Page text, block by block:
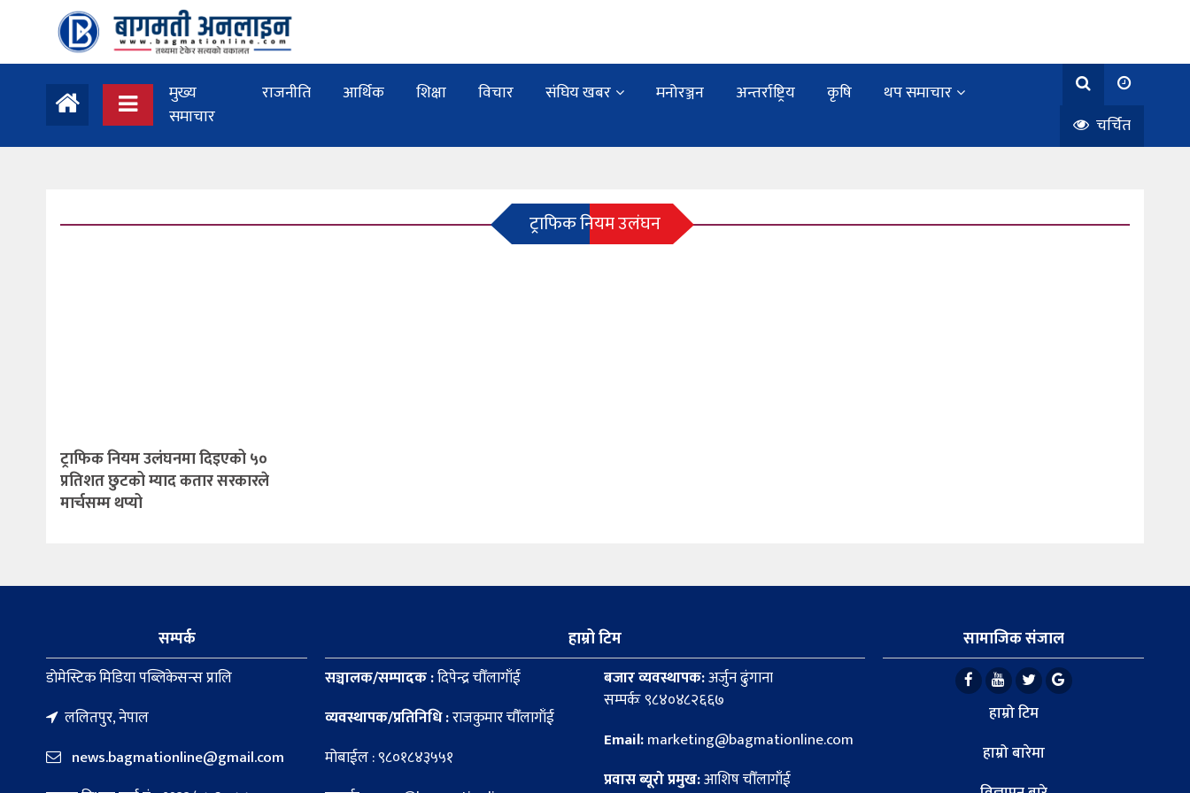
मुख्य
समाचार
राजनीति आर्थिक शिक्षा विचार संघिय खबर मनोरञ्जन अन्तर्राष्ट्रिय कृषि
थप समाचार
चर्चित
ट्राफिक नियम उलंघन
ट्राफिक नियम उलंघनमा दिइएको ५०
प्रतिशत छुटको म्याद कतार सरकारले
मार्चसम्म थप्यो
सम्पर्क
डाेमेस्टिक मिडिया पब्लिकेसन्स प्रालि
ललितपुर, नेपाल
news.bagmationline@gmail.com
हाम्रो टिम
सञ्चालक/सम्पादक :दिपेन्द्र चौँलागाँई
व्यवस्थापक/प्रतिनिधि :राजकुमार चौँलागाँई
मोबाईल : ९८०१८४३५५१
बजार व्यवस्थापक:अर्जुन ढुंगाना
सम्पर्कः ९८४०४८२६६७
Email:marketing@bagmationline.com
प्रवास ब्यूरो प्रमुख:आशिष चौँलागाँई
सामाजिक संजाल
हाम्रो टिम
हाम्रो बारेमा